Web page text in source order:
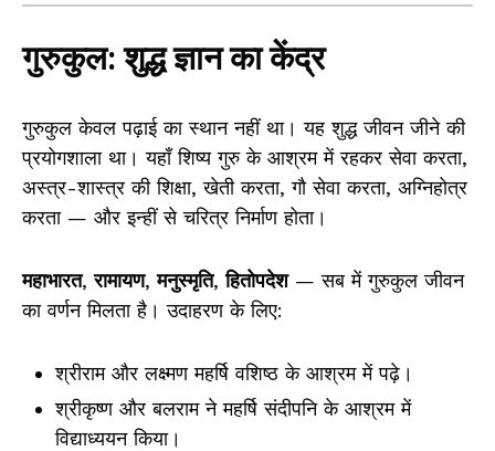
गुरुकुल: शुद्ध ज्ञान का केंद्र
गुरुकुल केवल पढ़ाई का स्थान नहीं था। यह शुद्ध जीवन जीने की
प्रयोगशाला था। यहाँ शिष्य गुरु के आश्रम में रहकर सेवा करता,
अस्त्र-शास्त्र की शिक्षा, खेती करता, गौ सेवा करता, अग्निहोत्र
करता — और इन्हीं से चरित्र निर्माण होता।
महाभारत,रामायण,मनुस्मृति,हितोपदेश— सब में गुरुकुल जीवन
का वर्णन मिलता है। उदाहरण के लिए:
श्रीराम और लक्ष्मण महर्षि वशिष्ठ के आश्रम में पढ़े।
श्रीकृष्ण और बलराम ने महर्षि संदीपनि के आश्रम में
विद्याध्ययन किया।